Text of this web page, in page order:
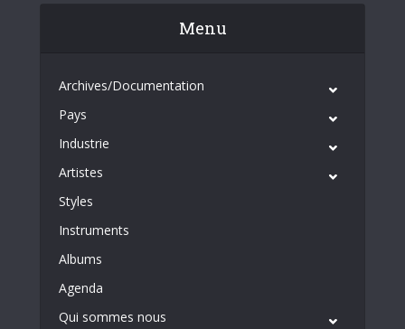
Menu
Archives/Documentation
Pays
Industrie
Artistes
Styles
Instruments
Albums
Agenda
Qui sommes nous